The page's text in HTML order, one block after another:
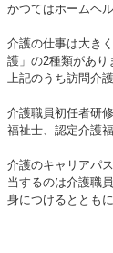
かつてはホームヘ
介護の仕事は大き
護」の2種類があり
上記のうち訪問介
介護職員初任者研
福祉士、認定介護
介護のキャリアパ
当するのは介護職
身につけるととも